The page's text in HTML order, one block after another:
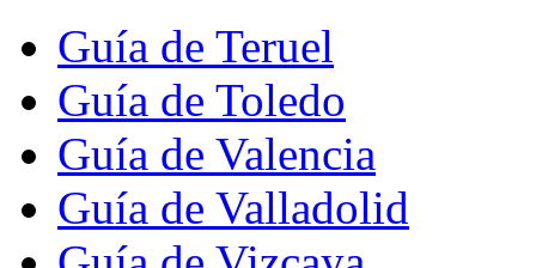
Guía de Teruel
Guía de Toledo
Guía de Valencia
Guía de Valladolid